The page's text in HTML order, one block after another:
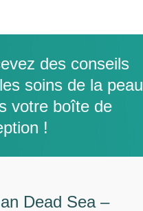
des conseils
soins de la peau
votre boîte de
!
Dead Sea –